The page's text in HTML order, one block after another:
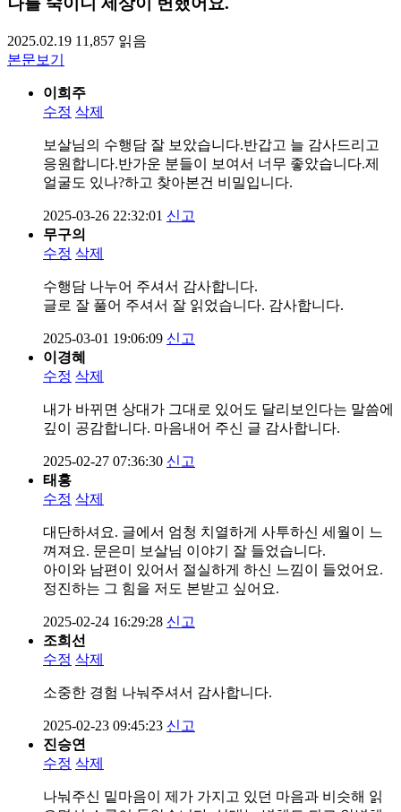
2025.02.19 11,857 읽음
본문보기
이희주
수정 삭제
보살님의 수행담 잘 보았습니다.반갑고 늘 감사드리고
응원합니다.반가운 분들이 보여서 너무 좋았습니다.제
얼굴도 있나?하고 찾아본건 비밀입니다.
2025-03-26 22:32:01 신고
무구의
수정 삭제
수행담 나누어 주셔서 감사합니다.
글로 잘 풀어 주셔서 잘 읽었습니다. 감사합니다.
2025-03-01 19:06:09 신고
이경혜
수정 삭제
내가 바뀌면 상대가 그대로 있어도 달리보인다는 말씀에
깊이 공감합니다. 마음내어 주신 글 감사합니다.
2025-02-27 07:36:30 신고
태홍
수정 삭제
대단하셔요. 글에서 엄청 치열하게 사투하신 세월이 느
껴져요. 문은미 보살님 이야기 잘 들었습니다.
아이와 남편이 있어서 절실하게 하신 느낌이 들었어요.
정진하는 그 힘을 저도 본받고 싶어요.
2025-02-24 16:29:28 신고
조희선
수정 삭제
소중한 경험 나눠주셔서 감사합니다.
2025-02-23 09:45:23 신고
진승연
수정 삭제
나눠주신 밑마음이 제가 가지고 있던 마음과 비슷해 읽